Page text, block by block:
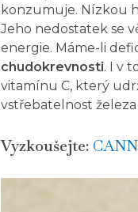
konzumuje. Nízkou
Jeho nedostatek se
energie. Máme-li
chudokrevnosti. I v
vitamínu C, který
vstřebatelnost
Vyzkoušejte: